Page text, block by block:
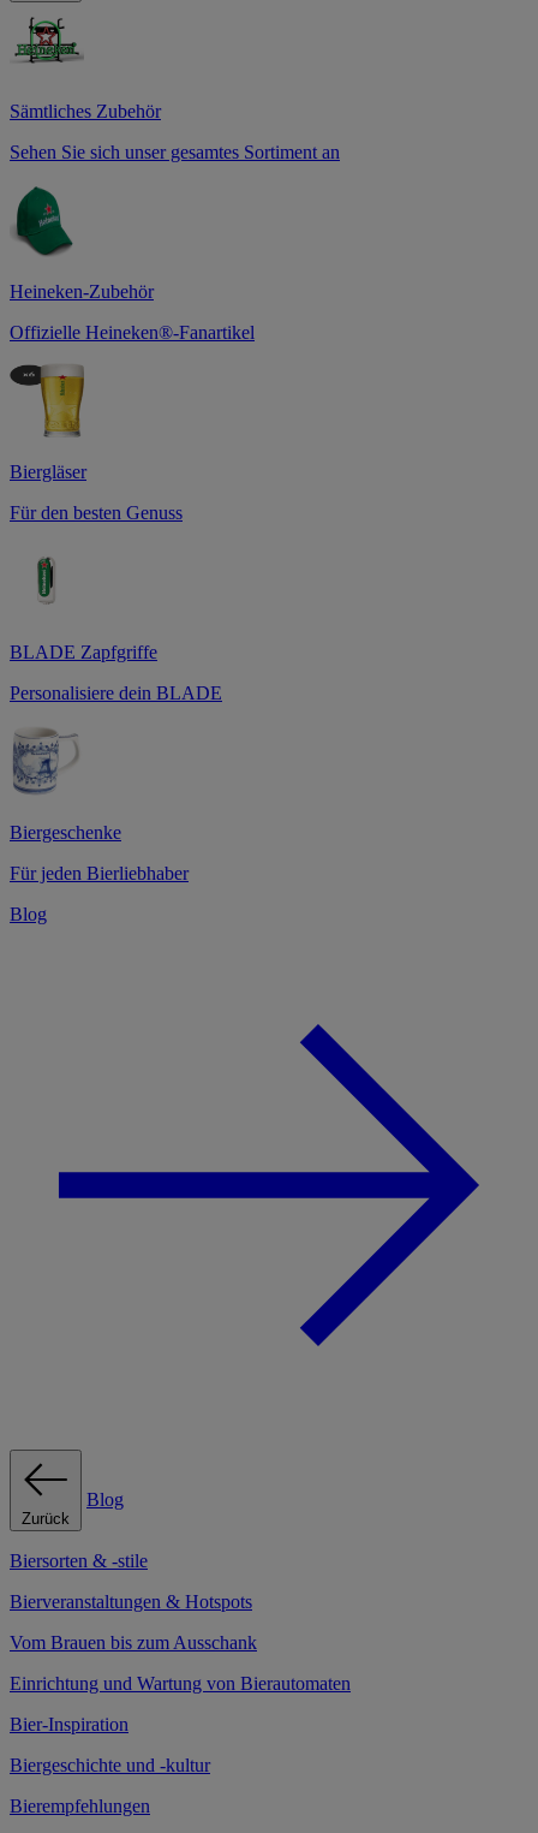
Sämtliches Zubehör
Sehen Sie sich unser gesamtes Sortiment an
Heineken-Zubehör
Offizielle Heineken®-Fanartikel
Biergläser
Für den besten Genuss
BLADE Zapfgriffe
Personalisiere dein BLADE
Biergeschenke
Für jeden Bierliebhaber
Blog
Zurück
Blog
Biersorten & -stile
Bierveranstaltungen & Hotspots
Vom Brauen bis zum Ausschank
Einrichtung und Wartung von Bierautomaten
Bier-Inspiration
Biergeschichte und -kultur
Bierempfehlungen